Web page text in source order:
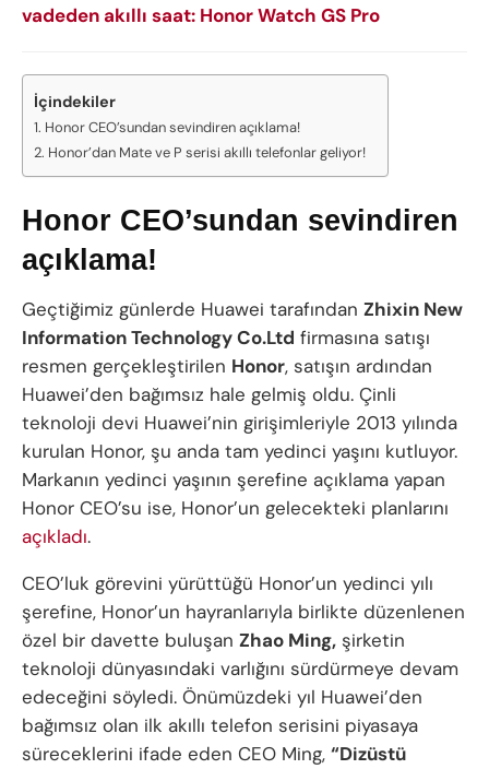
vadeden akıllı saat: Honor Watch GS Pro
İçindekiler
Honor CEO’sundan sevindiren açıklama!
Honor’dan Mate ve P serisi akıllı telefonlar geliyor!
Honor CEO’sundan sevindiren
açıklama!
Geçtiğimiz günlerde Huawei tarafından Zhixin New
Information Technology Co.Ltd firmasına satışı
resmen gerçekleştirilen Honor, satışın ardından
Huawei’den bağımsız hale gelmiş oldu. Çinli
teknoloji devi Huawei’nin girişimleriyle 2013 yılında
kurulan Honor, şu anda tam yedinci yaşını kutluyor.
Markanın yedinci yaşının şerefine açıklama yapan
Honor CEO’su ise, Honor’un gelecekteki planlarını
açıkladı.
CEO’luk görevini yürüttüğü Honor’un yedinci yılı
şerefine, Honor’un hayranlarıyla birlikte düzenlenen
özel bir davette buluşan Zhao Ming, şirketin
teknoloji dünyasındaki varlığını sürdürmeye devam
edeceğini söyledi. Önümüzdeki yıl Huawei’den
bağımsız olan ilk akıllı telefon serisini piyasaya
süreceklerini ifade eden CEO Ming, “Dizüstü